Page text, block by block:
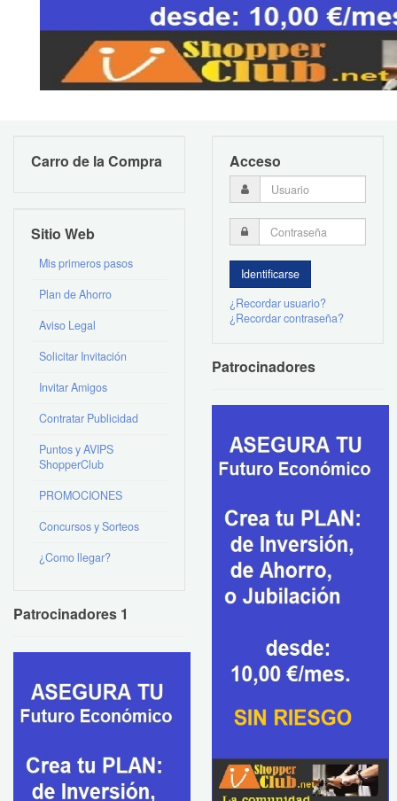
Carro de la Compra
Sitio Web
Mis primeros pasos
Plan de Ahorro
Aviso Legal
Solicitar Invitación
Invitar Amigos
Contratar Publicidad
Puntos y AVIPS
ShopperClub
PROMOCIONES
Concursos y Sorteos
¿Como llegar?
Patrocinadores 1
Acceso
¿Recordar usuario?
¿Recordar contraseña?
Patrocinadores